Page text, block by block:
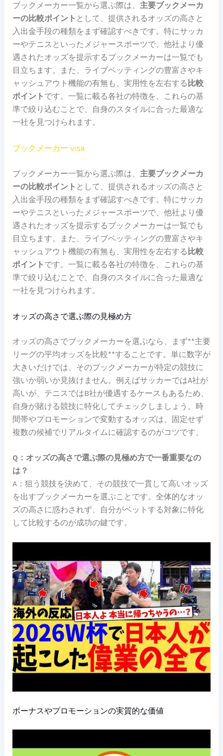
ブックメーカー一覧から選ぶ際は、 主要ブックメーカ
ーの比較ポイント として、提供されるオッズの高さと
入出金手段の種類をまず確認すべきです。特にサッカ
ーやテニスといったメジャースポーツで、他社より優
遇されたオッズを提示するブックメーカーは一覧でも
目立ちます。また、ライブベッティングの豊富さやキ
ャッシュアウト機能の有無も、実用性を左右する 比較
ポイント です。一覧に載る各社の特徴を、これらの基
準で絞り込むことで、自身のスタイルに合った最適な
一社を見つけられます。
ブックメーカー visa
ブックメーカー一覧から選ぶ際は、 主要ブックメーカ
ーの比較ポイント として、提供されるオッズの高さと
入出金手段の種類をまず確認すべきです。特にサッカ
ーやテニスといったメジャースポーツで、他社より優
遇されたオッズを提示するブックメーカーは一覧でも
目立ちます。また、ライブベッティングの豊富さやキ
ャッシュアウト機能の有無も、実用性を左右する 比較
ポイント です。一覧に載る各社の特徴を、これらの基
準で絞り込むことで、自身のスタイルに合った最適な
一社を見つけられます。
オッズの高さで選ぶ際の見極め方
オッズの高さでブックメーカーを選ぶなら、まず**主要
リーグの平均オッズを比較**することです。単に数字が
大きいだけでは、そのブックメーカーが特定の競技に
強いか弱いか見抜けません。例えばサッカーではA社が
高いが、テニスではB社が優遇するケースもあるため、
自身が賭ける競技に特化してチェックしましょう。時
間帯やプロモーションで変動するオッズは、固定せず
複数の候補でリアルタイムに確認するのがコツです。
Q：オッズの高さで選ぶ際の見極め方で一番重要なの
は？
A：狙う競技を決めて、その競技で一貫して高いオッズ
を出すブックメーカーを選ぶことです。全体的なオッ
ズの高さに惑わされず、自分がベットする対象に特化
して比較するのが成功の鍵です。
ボーナスやプロモーションの実質的な価値